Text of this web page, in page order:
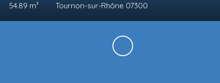
2pièces 53.9m² Tournon-sur-Rhône 07300